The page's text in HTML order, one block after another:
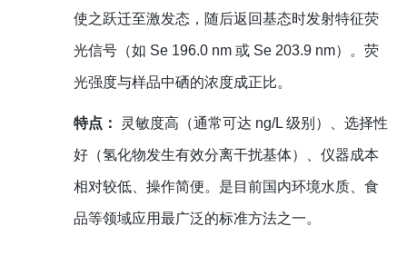
使之跃迁至激发态，随后返回基态时发射特征荧
光信号（如 Se 196.0 nm 或 Se 203.9 nm）。荧
光强度与样品中硒的浓度成正比。
特点： 灵敏度高（通常可达 ng/L 级别）、选择性
好（氢化物发生有效分离干扰基体）、仪器成本
相对较低、操作简便。是目前国内环境水质、食
品等领域应用最广泛的标准方法之一。